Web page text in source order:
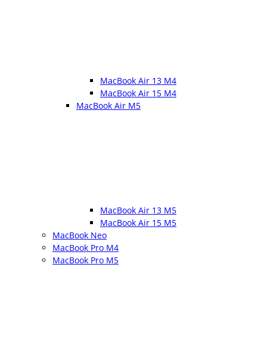
MacBook Air 13 M4
MacBook Air 15 M4
MacBook Air M5
MacBook Air 13 M5
MacBook Air 15 M5
MacBook Neo
MacBook Pro M4
MacBook Pro M5